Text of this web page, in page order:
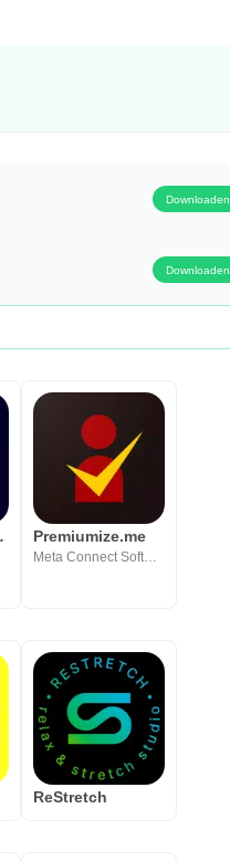
Downloaden
Downloaden
Premiumize.me
Meta Connect Software
ReStretch